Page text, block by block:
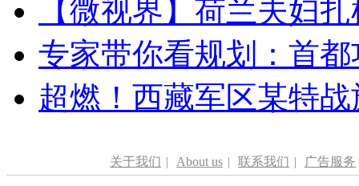
【微视界】荷兰夫妇
专家带你看规划：首
超燃！西藏军区某特
关于我们 | About us | 联系我们 | 广告服务